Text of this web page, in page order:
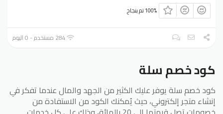
100% تم بنجاح
284 مستخدم - 0 اليوم
كود خصم سلة
كود خصم سلة يوفر عليك الكثير من الجهد والمال عندما تفكر في
إنشاء متجر إلكتروني، حيث يُمكنك الكود من الاستفادة من